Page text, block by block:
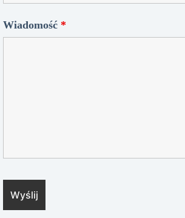
Wiadomość *